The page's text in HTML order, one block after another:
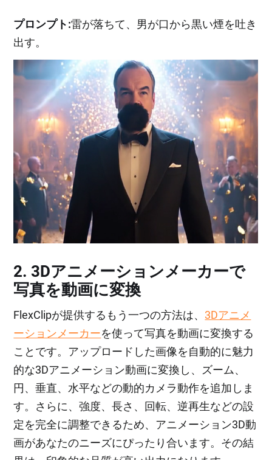
プロンプト:雷が落ちて、男が口から黒い煙を吐き
出す。
2. 3Dアニメーションメーカーで
写真を動画に変換
FlexClipが提供するもう一つの方法は、 3Dアニメ
ーションメーカーを使って写真を動画に変換する
ことです。アップロードした画像を自動的に魅力
的な3Dアニメーション動画に変換し、ズーム、
円、垂直、水平などの動的カメラ動作を追加しま
す。さらに、強度、長さ、回転、逆再生などの設
定を完全に調整できるため、アニメーション3D動
画があなたのニーズにぴったり合います。その結